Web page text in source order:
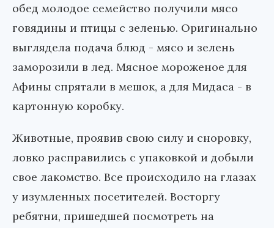
обед молодое семейство получили мясо
говядины и птицы с зеленью. Оригинально
выглядела подача блюд - мясо и зелень
заморозили в лед. Мясное мороженое для
Афины спрятали в мешок, а для Мидаса - в
картонную коробку.
Животные, проявив свою силу и сноровку,
ловко расправились с упаковкой и добыли
свое лакомство. Все происходило на глазах
у изумленных посетителей. Восторгу
ребятни, пришедшей посмотреть на